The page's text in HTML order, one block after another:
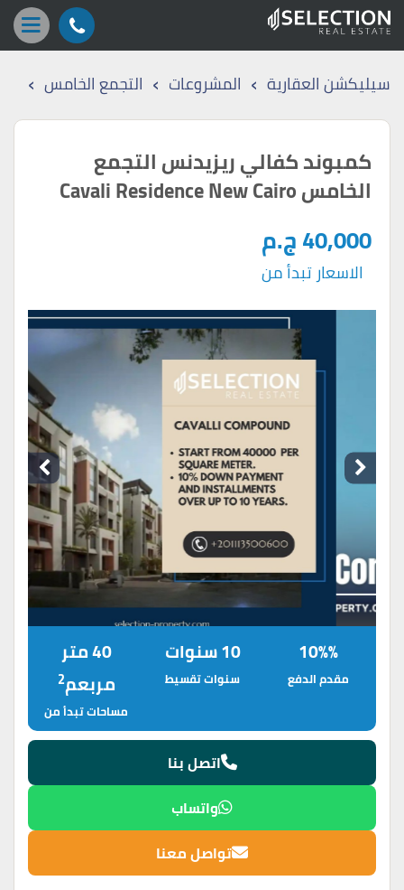
سيليكشن العقارية › المشروعات › التجمع الخامس ›
كمبوند كفالي ريزيدنس التجمع
الخامس Cavali Residence New Cairo
40,000 ج.م
الاسعار تبدأ من
10%%
مقدم الدفع
10 سنوات
سنوات تقسيط
40 متر
مربعم2
مساحات تبدأ من
اتصل بنا
واتساب
تواصل معنا